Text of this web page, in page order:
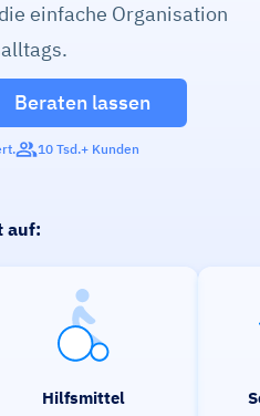
einfache Organisation
Beraten lassen
10 Tsd.+ Kunden
auf:
Hilfsmittel